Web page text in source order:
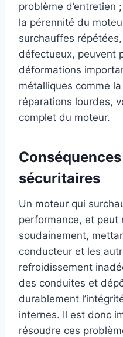
problème d’entretien
la pérennité du
surchauffes
défectueux, peuvent
déformations
métalliques comme
réparations lourdes,
complet du moteur.
sécuritaires
Un moteur qui
performance, et peut
soudainement,
conducteur et les
refroidissement
des conduites et
durablement
internes. Il est donc
résoudre ces